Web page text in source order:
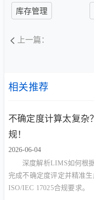
库存管理
上一篇：
相关推荐
不确定度计算太复杂
规！
2026-06-04
深度解析LIMS如何根
完成不确定度评定并精准
ISO/IEC 17025合规要求。